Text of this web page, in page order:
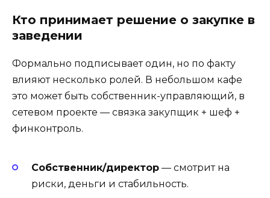
Кто принимает решение о закупке в
заведении
Формально подписывает один, но по факту
влияют несколько ролей. В небольшом кафе
это может быть собственник-управляющий, в
сетевом проекте — связка закупщик + шеф +
финконтроль.
Собственник/директор — смотрит на
риски, деньги и стабильность.